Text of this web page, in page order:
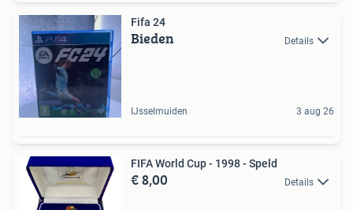
Fifa 24
Bieden Details
IJsselmuiden 3 aug 26
FIFA World Cup - 1998 - Speld
€ 8,00 Details